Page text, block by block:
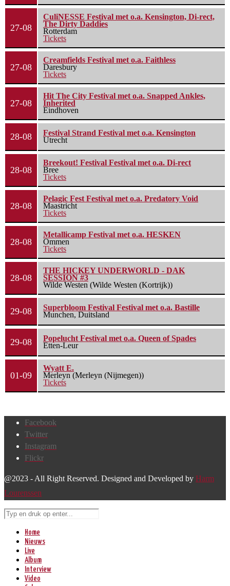
27-08
CuliNESSE Festival met o.a. Kensington, Di-rect,
The Dirty Daddies
Rotterdam
Tickets
27-08
Creamfields Festival met o.a. Faithless
Daresbury
Tickets
27-08
Hit The City Festival met o.a. Snapped Ankles,
Inherited
Eindhoven
28-08
Festival Strand Festival met o.a. Kensington
Utrecht
28-08
Breekout! Festival Festival met o.a. Di-rect
Bree
Tickets
28-08
Pelagic Fest Festival met o.a. Predatory Void
Maastricht
Tickets
28-08
Metallicamp Festival met o.a. HESKEN
Ommen
Tickets
28-08
THE HICKEY UNDERWORLD - DAK
SESSION #3
Wilde Westen (Wilde Westen (Kortrijk))
29-08
Superbloom Festival Festival met o.a. Bastille
Munchen, Duitsland
29-08
Popelucht Festival met o.a. Queen of Spades
Etten-Leur
01-09
Wyatt E.
Merleyn (Merleyn (Nijmegen))
Tickets
Facebook
Twitter
Instagram
Flickr
@2023 - All Right Reserved. Designed and Developed by Harm
Lourenssen
Home
Nieuws
Live
Album
Interview
Video